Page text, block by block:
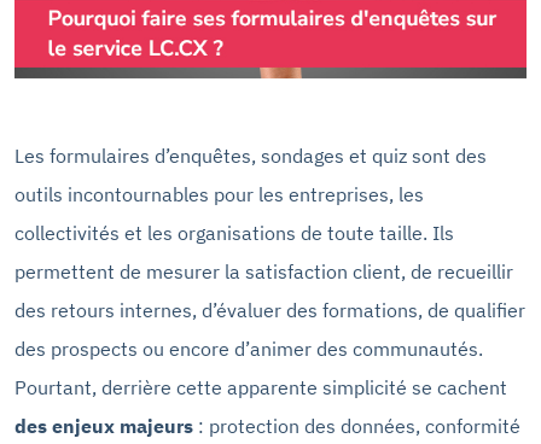
Les formulaires d’enquêtes, sondages et quiz sont des
outils incontournables pour les entreprises, les
collectivités et les organisations de toute taille. Ils
permettent de mesurer la satisfaction client, de recueillir
des retours internes, d’évaluer des formations, de qualifier
des prospects ou encore d’animer des communautés.
Pourtant, derrière cette apparente simplicité se cachent
des enjeux majeurs : protection des données, conformité